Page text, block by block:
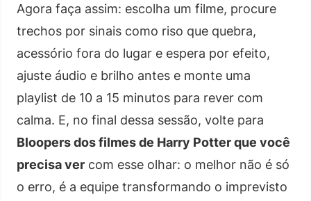
Agora faça assim: escolha um filme, procure
trechos por sinais como riso que quebra,
acessório fora do lugar e espera por efeito,
ajuste áudio e brilho antes e monte uma
playlist de 10 a 15 minutos para rever com
calma. E, no final dessa sessão, volte para
Bloopers dos filmes de Harry Potter que você
precisa ver com esse olhar: o melhor não é só
o erro, é a equipe transformando o imprevisto